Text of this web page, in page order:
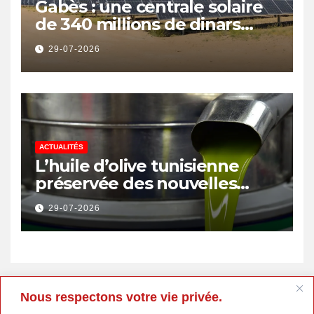
Nous respectons votre vie privée.
Gabès : une centrale solaire
de 340 millions de dinars
pour renforcer la transition
énergétique et créer 400
emplois
29-07-2026
ACTUALITÉS
L’huile d’olive tunisienne
préservée des nouvelles
surtaxes américaines de
Donald Trump
29-07-2026